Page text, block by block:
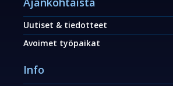
Uutiset & tiedotteet
Avoimet työpaikat
Info